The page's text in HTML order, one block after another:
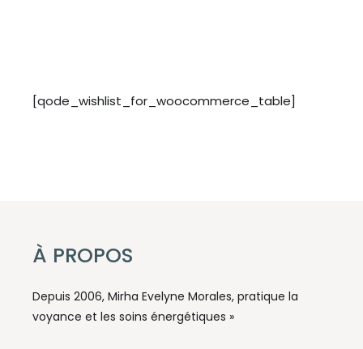
[qode_wishlist_for_woocommerce_table]
À PROPOS
Depuis 2006, Mirha Evelyne Morales, pratique la
voyance et les soins énergétiques »